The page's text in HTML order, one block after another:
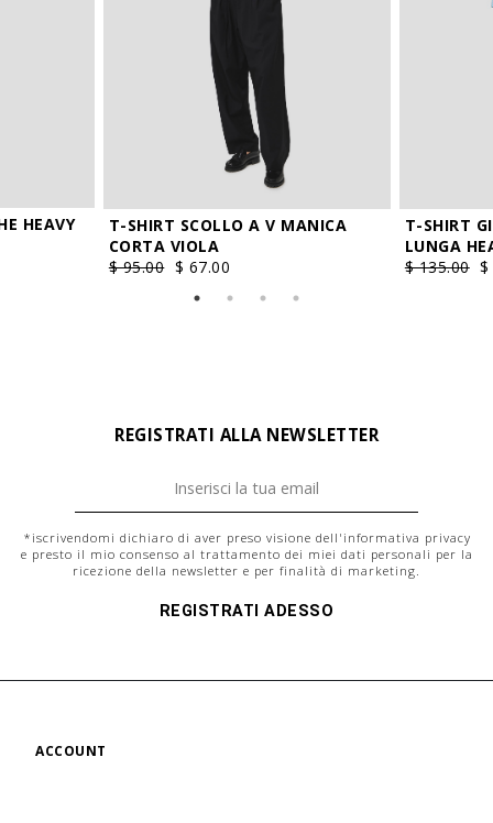
HEAVY
T-SHIRT SCOLLO A V MANICA
CORTA VIOLA
$ 95.00 $ 67.00
T-SHIRT
LUNGA
$ 135.00 $
REGISTRATI ALLA NEWSLETTER
*iscrivendomi dichiaro di aver preso visione dell' informativa privacy
e presto il mio consenso al trattamento dei miei dati personali per la
ricezione della newsletter e per finalità di marketing.
REGISTRATI ADESSO
ACCOUNT